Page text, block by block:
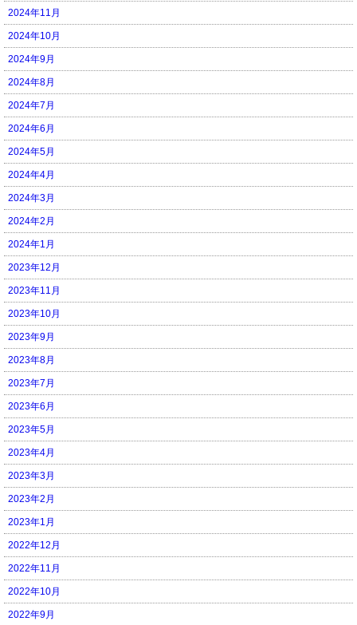
2024年11月
2024年10月
2024年9月
2024年8月
2024年7月
2024年6月
2024年5月
2024年4月
2024年3月
2024年2月
2024年1月
2023年12月
2023年11月
2023年10月
2023年9月
2023年8月
2023年7月
2023年6月
2023年5月
2023年4月
2023年3月
2023年2月
2023年1月
2022年12月
2022年11月
2022年10月
2022年9月